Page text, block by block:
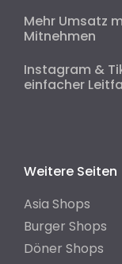
Mehr Umsatz
Mitnehmen
Instagram &
einfacher
Weitere Seiten
Asia Shops
Burger Shops
Döner Shops